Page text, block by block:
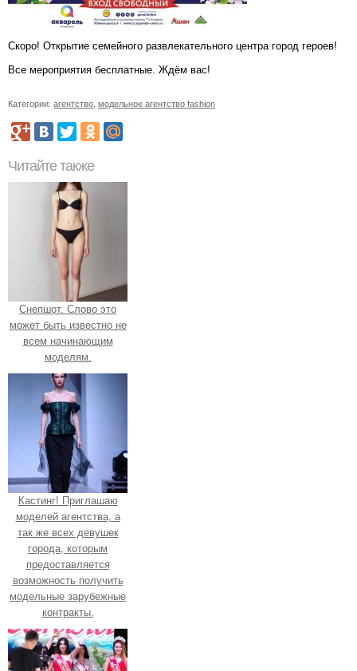
Скоро! Открытие семейного развлекательного центра город героев!
Все мероприятия бесплатные. Ждём вас!
Категории: агентство модельное агентство fashion
Читайте также
Снепшот. Слово это
может быть известно не
всем начинающим
моделям.
Кастинг! Приглашаю
моделей агентства, а
так же всех девушек
города, которым
предоставляется
возможность получить
модельные зарубежные
контракты.